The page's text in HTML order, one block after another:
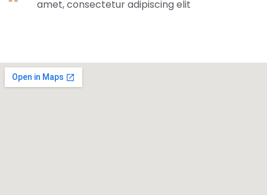
amet, consectetur adipiscing elit